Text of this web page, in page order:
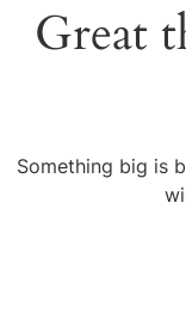
Great
Something big is